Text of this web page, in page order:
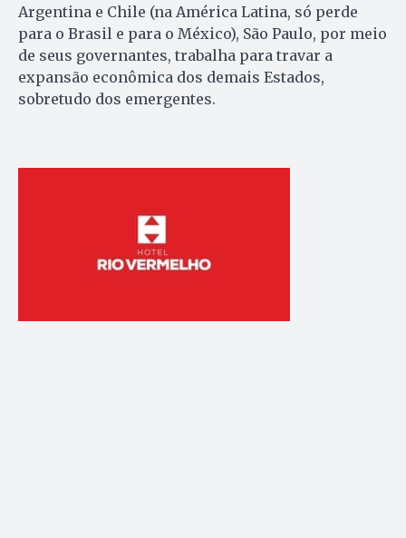
Argentina e Chile (na América Latina, só perde
para o Brasil e para o México), São Paulo, por meio
de seus governantes, trabalha para travar a
expansão econômica dos demais Estados,
sobretudo dos emergentes.